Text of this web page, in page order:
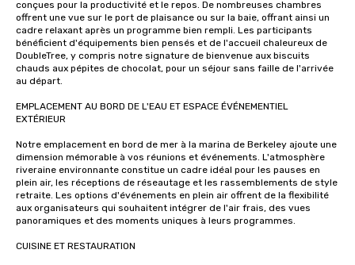
conçues pour la productivité et le repos. De nombreuses chambres
offrent une vue sur le port de plaisance ou sur la baie, offrant ainsi un
cadre relaxant après un programme bien rempli. Les participants
bénéficient d'équipements bien pensés et de l'accueil chaleureux de
DoubleTree, y compris notre signature de bienvenue aux biscuits
chauds aux pépites de chocolat, pour un séjour sans faille de l'arrivée
au départ.
EMPLACEMENT AU BORD DE L'EAU ET ESPACE ÉVÉNEMENTIEL
EXTÉRIEUR
Notre emplacement en bord de mer à la marina de Berkeley ajoute une
dimension mémorable à vos réunions et événements. L'atmosphère
riveraine environnante constitue un cadre idéal pour les pauses en
plein air, les réceptions de réseautage et les rassemblements de style
retraite. Les options d'événements en plein air offrent de la flexibilité
aux organisateurs qui souhaitent intégrer de l'air frais, des vues
panoramiques et des moments uniques à leurs programmes.
CUISINE ET RESTAURATION